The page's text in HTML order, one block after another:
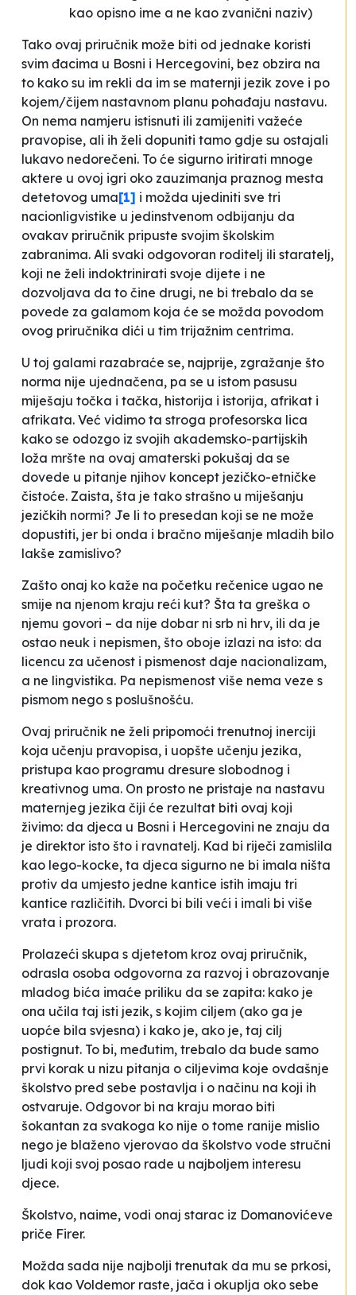
kao opisno ime a ne kao zvanični naziv)
Tako ovaj priručnik može biti od jednake koristi
svim đacima u Bosni i Hercegovini, bez obzira na
to kako su im rekli da im se maternji jezik zove i po
kojem/čijem nastavnom planu pohađaju nastavu.
On nema namjeru istisnuti ili zamijeniti važeće
pravopise, ali ih želi dopuniti tamo gdje su ostajali
lukavo nedorečeni. To će sigurno iritirati mnoge
aktere u ovoj igri oko zauzimanja praznog mesta
detetovog uma[1] i možda ujediniti sve tri
nacionligvistike u jedinstvenom odbijanju da
ovakav priručnik pripuste svojim školskim
zabranima. Ali svaki odgovoran roditelj ili staratelj,
koji ne želi indoktrinirati svoje dijete i ne
dozvoljava da to čine drugi, ne bi trebalo da se
povede za galamom koja će se možda povodom
ovog priručnika dići u tim trijažnim centrima.
U toj galami razabraće se, najprije, zgražanje što
norma nije ujednačena, pa se u istom pasusu
miješaju točka i tačka, historija i istorija, afrikat i
afrikata. Već vidimo ta stroga profesorska lica
kako se odozgo iz svojih akademsko-partijskih
loža mršte na ovaj amaterski pokušaj da se
dovede u pitanje njihov koncept jezičko-etničke
čistoće. Zaista, šta je tako strašno u miješanju
jezičkih normi? Je li to presedan koji se ne može
dopustiti, jer bi onda i bračno miješanje mladih bilo
lakše zamislivo?
Zašto onaj ko kaže na početku rečenice ugao ne
smije na njenom kraju reći kut? Šta ta greška o
njemu govori – da nije dobar ni srb ni hrv, ili da je
ostao neuk i nepismen, što oboje izlazi na isto: da
licencu za učenost i pismenost daje nacionalizam,
a ne lingvistika. Pa nepismenost više nema veze s
pismom nego s poslušnošću.
Ovaj priručnik ne želi pripomoći trenutnoj inerciji
koja učenju pravopisa, i uopšte učenju jezika,
pristupa kao programu dresure slobodnog i
kreativnog uma. On prosto ne pristaje na nastavu
maternjeg jezika čiji će rezultat biti ovaj koji
živimo: da djeca u Bosni i Hercegovini ne znaju da
je direktor isto što i ravnatelj. Kad bi riječi zamislila
kao lego-kocke, ta djeca sigurno ne bi imala ništa
protiv da umjesto jedne kantice istih imaju tri
kantice različitih. Dvorci bi bili veći i imali bi više
vrata i prozora.
Prolazeći skupa s djetetom kroz ovaj priručnik,
odrasla osoba odgovorna za razvoj i obrazovanje
mladog bića imaće priliku da se zapita: kako je
ona učila taj isti jezik, s kojim ciljem (ako ga je
uopće bila svjesna) i kako je, ako je, taj cilj
postignut. To bi, međutim, trebalo da bude samo
prvi korak u nizu pitanja o ciljevima koje ovdašnje
školstvo pred sebe postavlja i o načinu na koji ih
ostvaruje. Odgovor bi na kraju morao biti
šokantan za svakoga ko nije o tome ranije mislio
nego je blaženo vjerovao da školstvo vode stručni
ljudi koji svoj posao rade u najboljem interesu
djece.
Školstvo, naime, vodi onaj starac iz Domanovićeve
priče Firer.
Možda sada nije najbolji trenutak da mu se prkosi,
dok kao Voldemor raste, jača i okuplja oko sebe